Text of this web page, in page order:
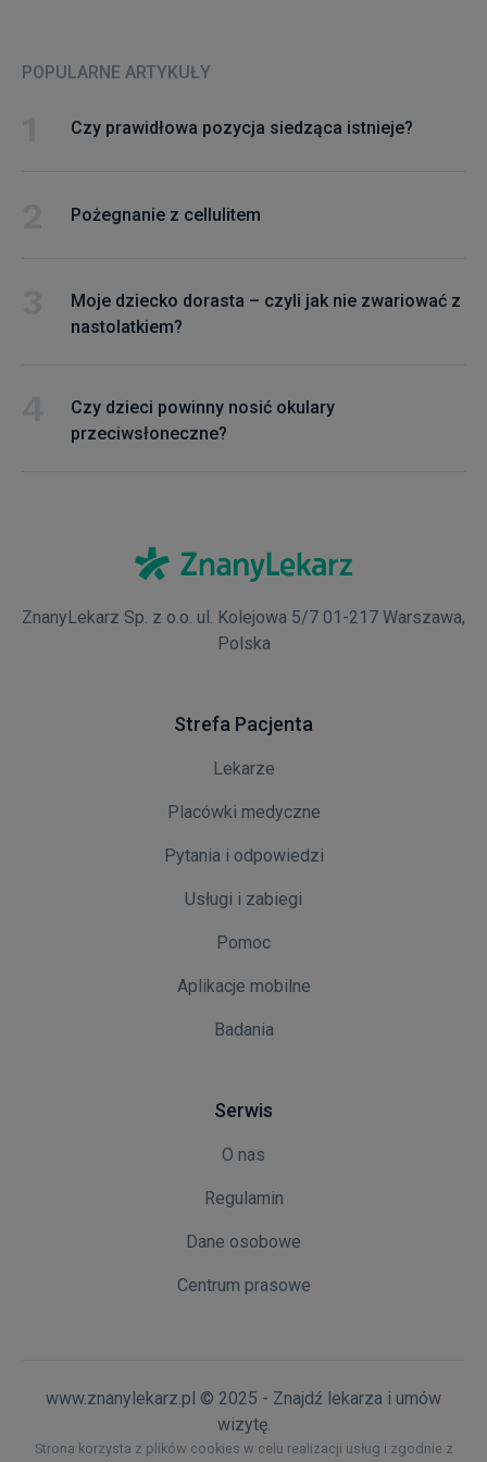
POPULARNE ARTYKUŁY
Czy prawidłowa pozycja siedząca istnieje?
Pożegnanie z cellulitem
Moje dziecko dorasta – czyli jak nie zwariować z
nastolatkiem?
Czy dzieci powinny nosić okulary
przeciwsłoneczne?
ZnanyLekarz Sp. z o.o. ul. Kolejowa 5/7 01-217 Warszawa,
Polska
Strefa Pacjenta
Lekarze
Placówki medyczne
Pytania i odpowiedzi
Usługi i zabiegi
Pomoc
Aplikacje mobilne
Badania
Serwis
O nas
Regulamin
Dane osobowe
Centrum prasowe
www.znanylekarz.pl © 2025 - Znajdź lekarza i umów
wizytę.
Strona korzysta z plików cookies w celu realizacji usług i zgodnie z